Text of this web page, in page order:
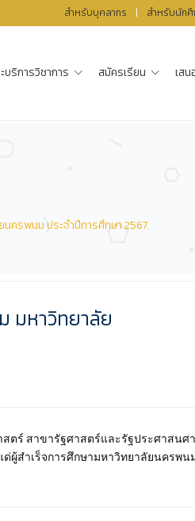
สำหรับบุคลากร | สำหรับนักศึ
บริการวิชาการ สมัครเรียน เส
ครพนม ประจำปีการศึกษา 2567
มหาวิทยาลัย
ตร์ สาขารัฐศาสตร์และรัฐประศาสน
ตร แด่ผู้สำเร็จการศึกษามหาวิทยาลัยนคร